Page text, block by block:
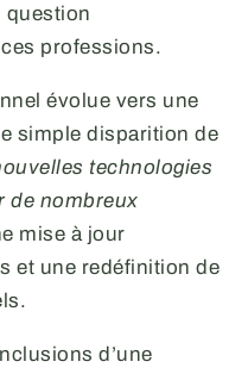
question
professions.
évolue vers une
simple disparition de
technologies
de nombreux
mise à jour
et une redéfinition de
d’une